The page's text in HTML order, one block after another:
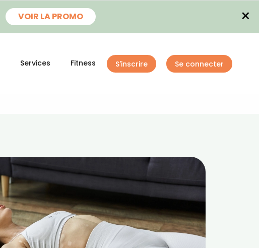
VOIR LA PROMO ×
Services Fitness S'inscrire Se connecter